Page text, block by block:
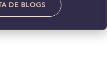
DE BLOGS